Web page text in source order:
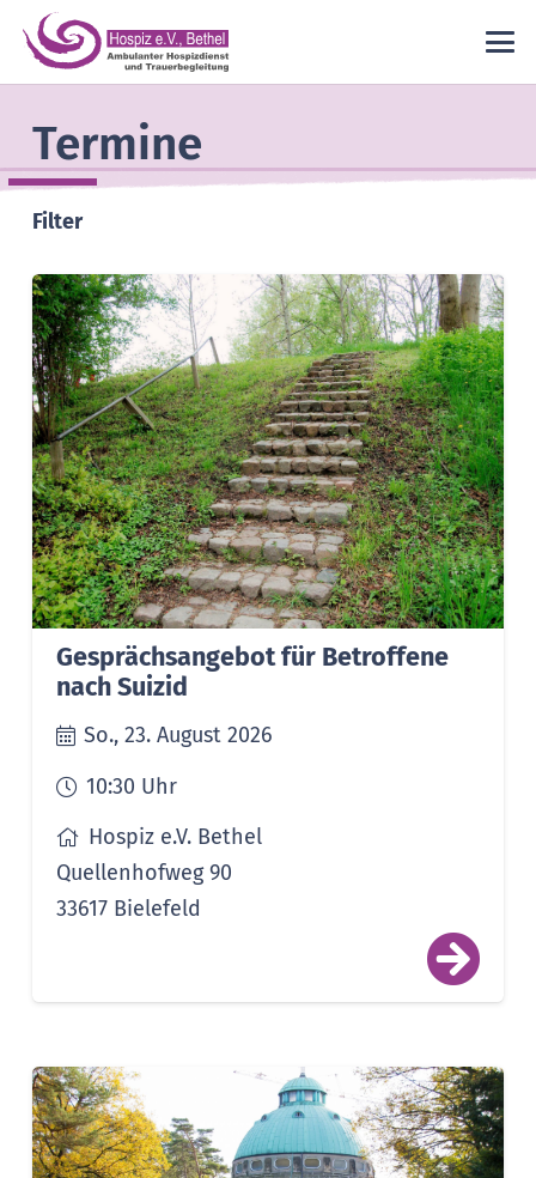
Termine
Filter
Gesprächsangebot für Betroffene
nach Suizid
So., 23. August 2026
10:30 Uhr
Hospiz e.V. Bethel
Quellenhofweg 90
33617 Bielefeld